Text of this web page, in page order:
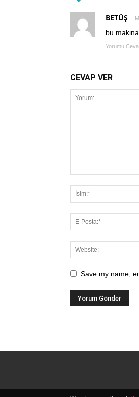
BETÜŞ
bu
Yorumu
CEVAP VER
Save my name,